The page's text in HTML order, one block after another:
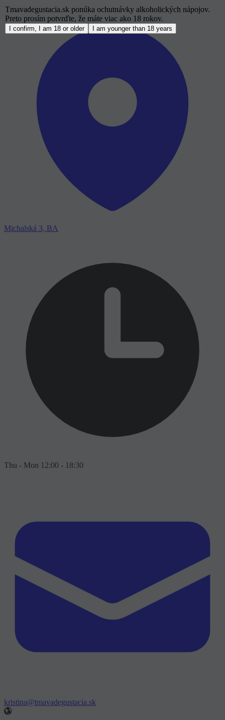
Tmavadegustacia.sk ponúka ochutnávky alkoholických nápojov.
Preto prosím potvrďte, že máte viac ako 18 rokov.
I confirm, I am 18 or older I am younger than 18 years
Michalská 3, BA
Thu - Mon 12:00 - 18:30
kristina@tmavadegustacia.sk